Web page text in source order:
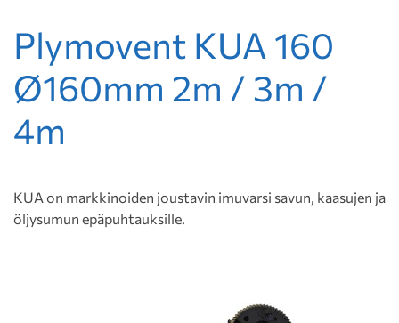
Plymovent KUA 160
Ø160mm 2m / 3m /
4m
KUA on markkinoiden joustavin imuvarsi savun, kaasujen ja
öljysumun epäpuhtauksille.